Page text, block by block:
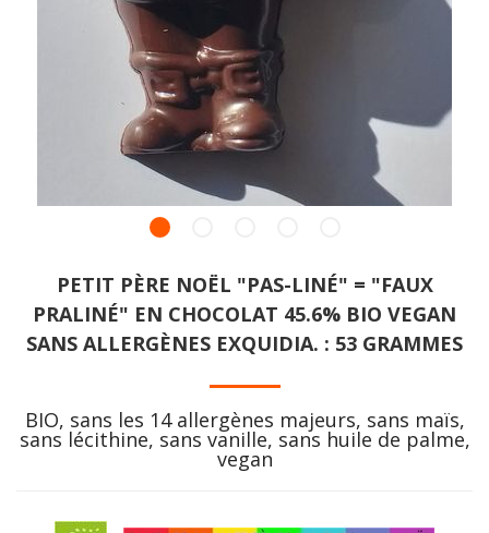
PETIT PÈRE NOËL "PAS-LINÉ" = "FAUX
PRALINÉ" EN CHOCOLAT 45.6% BIO VEGAN
SANS ALLERGÈNES EXQUIDIA. : 53 GRAMMES
BIO, sans les 14 allergènes majeurs, sans maïs,
sans lécithine, sans vanille, sans huile de palme,
vegan